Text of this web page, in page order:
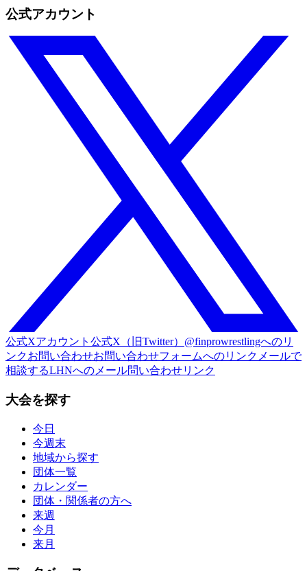
公式アカウント
公式Xアカウント 公式X（旧Twitter）@finprowrestlingへのリ
ンクお問い合わせお問い合わせフォームへのリンク メールで
相談するLHNへのメール問い合わせリンク
大会を探す
今日
今週末
地域から探す
団体一覧
カレンダー
団体・関係者の方へ
来週
今月
来月